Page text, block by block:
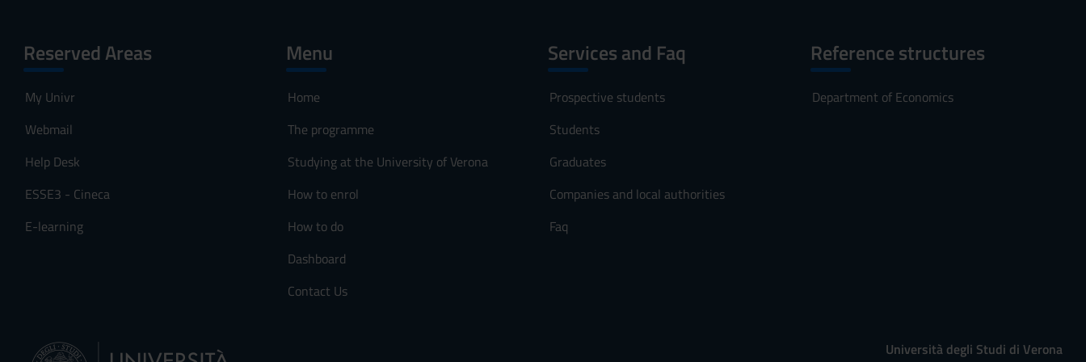
Reserved Areas
My Univr
Webmail
Help Desk
ESSE3 - Cineca
E-learning
Menu
Home
The programme
Studying at the University of Verona
How to enrol
How to do
Dashboard
Contact Us
Services and Faq
Prospective students
Students
Graduates
Companies and local authorities
Faq
Reference structures
Department of Economics
Università degli Studi di Verona